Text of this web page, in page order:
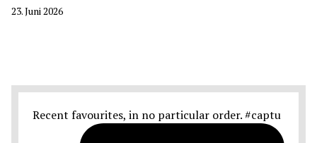
23. Juni 2026
Recent favourites, in no particular order. #captu